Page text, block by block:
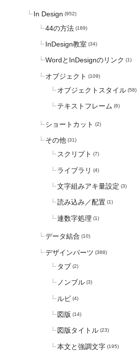
In Design (952)
44の方法 (189)
InDesign教室 (34)
WordとInDesignのリンク (1)
オブジェクト (109)
オブジェクトスタイル (58)
テキストフレーム (6)
ショートカット (2)
その他 (31)
スクリプト (7)
ライブラリ (4)
文字組みアキ量設定 (3)
読み込み／配置 (1)
連数字処理 (1)
データ結合 (10)
デザインパーツ (388)
タブ (2)
ノンブル (3)
ルビ (4)
図版 (14)
図版タイトル (23)
本文と強調文字 (195)